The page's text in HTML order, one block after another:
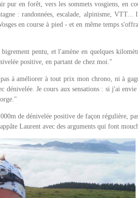
en forêt, vers les sommets vosgiens, en
: randonnées, escalade, alpinisme,
en course à pied - et en même temps
pentu, et l'amène en quelques
positive, en partant de chez moi."
à améliorer à tout prix mon chrono, ni à
dénivelée. Je cours aux sensations : si j'ai
de dénivelée positive de façon régulière,
Laurent avec des arguments qui font